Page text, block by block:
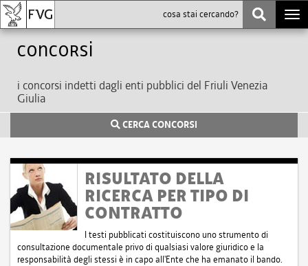
Concorsi
i concorsi indetti dagli enti pubblici del Friuli Venezia
Giulia
CERCA CONCORSI
RISULTATO DELLA
RICERCA PER TIPO DI
CONTRATTO
I testi pubblicati costituiscono uno strumento di
consultazione documentale privo di qualsiasi valore giuridico e la
responsabilità degli stessi è in capo all'Ente che ha emanato il bando.